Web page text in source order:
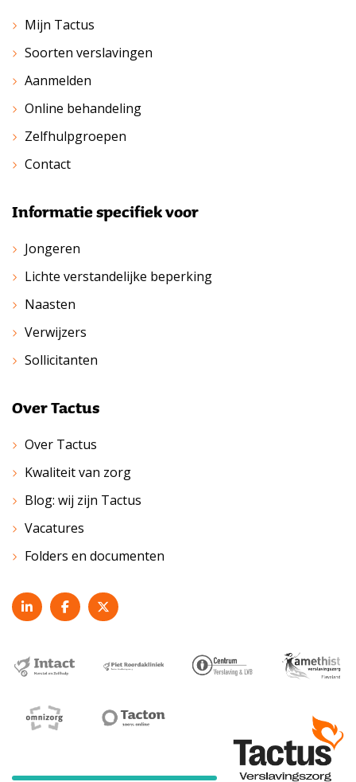
Mijn Tactus
Soorten verslavingen
Aanmelden
Online behandeling
Zelfhulpgroepen
Contact
Informatie specifiek voor
Jongeren
Lichte verstandelijke beperking
Naasten
Verwijzers
Sollicitanten
Over Tactus
Over Tactus
Kwaliteit van zorg
Blog: wij zijn Tactus
Vacatures
Folders en documenten